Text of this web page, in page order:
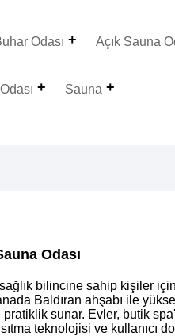
Odası Açık Sauna
Sauna
Odası
bilincine sahip kişiler
Baldıran ahşabı ile
sunar. Evler, butik
teknolojisi ve kullanıcı